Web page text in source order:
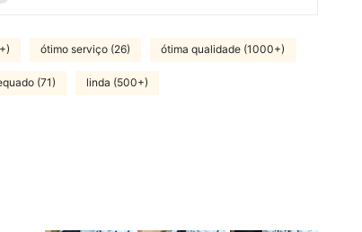
ótimo serviço (26) ótima qualidade (1000+)
(71) linda (500+)